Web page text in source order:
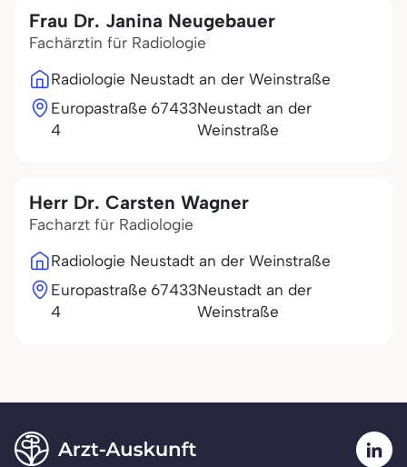
Frau Dr. Janina Neugebauer
Fachärztin für Radiologie
Radiologie Neustadt an der Weinstraße
Europastraße
4
67433Neustadt an der
Weinstraße
Herr Dr. Carsten Wagner
Facharzt für Radiologie
Radiologie Neustadt an der Weinstraße
Europastraße
4
67433Neustadt an der
Weinstraße